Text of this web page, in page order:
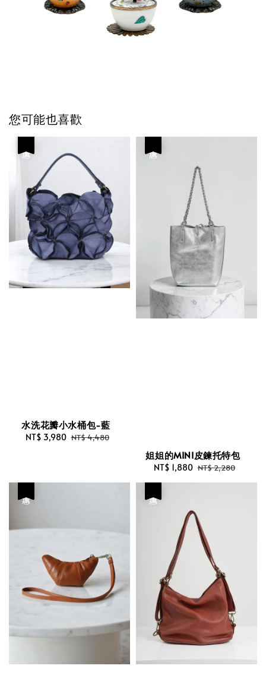
您可能也喜歡
水洗花瓣小水桶包-藍
Sale
NT$ 3,980 Regular
NT$ 4,480
姐姐的MINI皮鍊托特包
Sale
NT$ 1,880 Regular
NT$ 2,280